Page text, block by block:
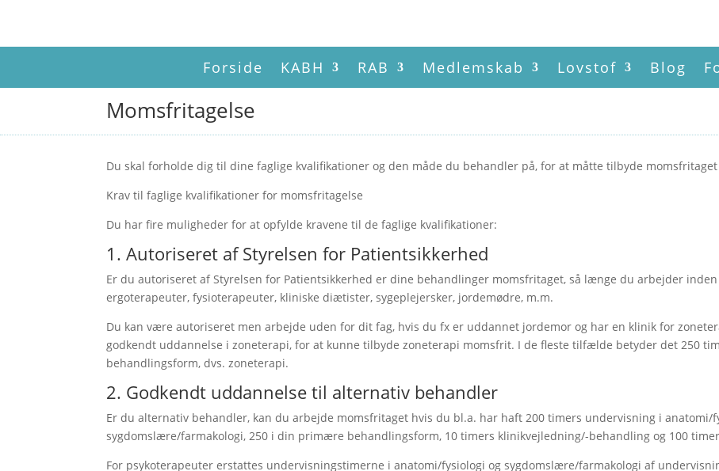
Forside KABH RAB Medlemskab Lovstof Blog
Momsfritagelse
Du skal forholde dig til dine faglige kvalifikationer og den måde du behandler på, for at måtte tilbyde
Krav til faglige kvalifikationer for momsfritagelse
Du har fire muligheder for at opfylde kravene til de faglige kvalifikationer:
1. Autoriseret af Styrelsen for Patientsikkerhed
Er du autoriseret af Styrelsen for Patientsikkerhed er dine behandlinger momsfritaget, så længe du arbejder
ergoterapeuter, fysioterapeuter, kliniske diætister, sygeplejersker, jordemødre, m.m.
Du kan være autoriseret men arbejde uden for dit fag, hvis du fx er uddannet jordemor og har en klinik for
godkendt uddannelse i zoneterapi, for at kunne tilbyde zoneterapi momsfrit. I de fleste tilfælde betyder det 250
behandlingsform, dvs. zoneterapi.
2. Godkendt uddannelse til alternativ behandler
Er du alternativ behandler, kan du arbejde momsfritaget hvis du bl.a. har haft 200 timers undervisning i anatomi/
sygdomslære/farmakologi, 250 i din primære behandlingsform, 10 timers klinikvejledning/-behandling og 100
For psykoterapeuter erstattes undervisningstimerne i anatomi/fysiologi og sygdomslære/farmakologi af